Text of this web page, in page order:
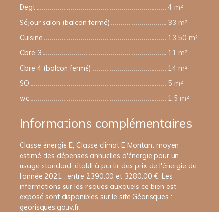
Degt
4 m²
Séjour salon (balcon fermé)
33 m²
Cuisine
13,50 m²
Cbre 3
11 m²
Cbre 4 (balcon fermé)
14 m²
SO
5 m²
wc
1,5 m²
Informations complémentaires
Classe énergie E, Classe climat E Montant moyen
estimé des dépenses annuelles d'énergie pour un
usage standard, établi à partir des prix de l'énergie de
l'année 2021 : entre 2390.00 et 3280.00 €. Les
informations sur les risques auxquels ce bien est
exposé sont disponibles sur le site Géorisques :
georisques.gouv.fr.